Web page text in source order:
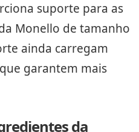
suporte para as
Monello de tamanho
ainda carregam
garantem mais
da